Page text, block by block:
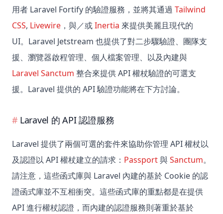
用者 Laravel Fortify 的驗證服務，並將其通過 Tailwind
CSS, Livewire ，與／或Inertia 來提供美麗且現代的
UI。Laravel Jetstream 也提供了對二步驟驗證、團隊支
援、瀏覽器啟程管理、個人檔案管理、以及內建與
Laravel Sanctum 整合來提供 API 權杖驗證的可選支
援。Laravel 提供的 API 驗證功能將在下方討論。
Laravel 的 API 認證服務
Laravel 提供了兩個可選的套件來協助你管理 API 權杖以
及認證以 API 權杖建立的請求： Passport與Sanctum。
請注意，這些函式庫與 Laravel 內建的基於 Cookie 的認
證函式庫並不互相衝突。這些函式庫的重點都是在提供
API 進行權杖認證，而內建的認證服務則著重於基於